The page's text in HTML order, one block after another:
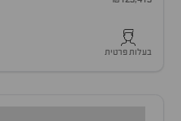
בעלות פרטית